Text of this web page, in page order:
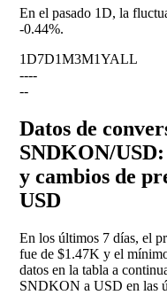
En el pasado 1D, la
-0.44%.
1D7D1M3M1YALL
----
--
Datos de
SNDKON/
y cambios de
USD
En los últimos 7 días, el
fue de $1.47K y el
datos en la tabla a
SNDKON a USD en las